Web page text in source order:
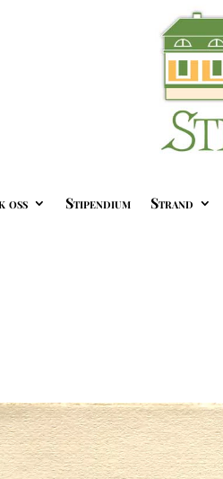
oss Stipendium Strand